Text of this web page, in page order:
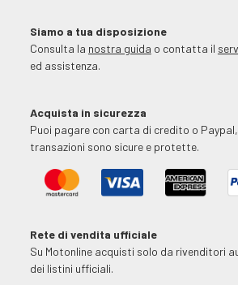
Siamo a tua disposizione
Consulta la nostra guida o contatta il
ed assistenza.
Acquista in sicurezza
Puoi pagare con carta di credito o
transazioni sono sicure e protette.
Rete di vendita ufficiale
Su Motonline acquisti solo da rivenditori
dei listini ufficiali.